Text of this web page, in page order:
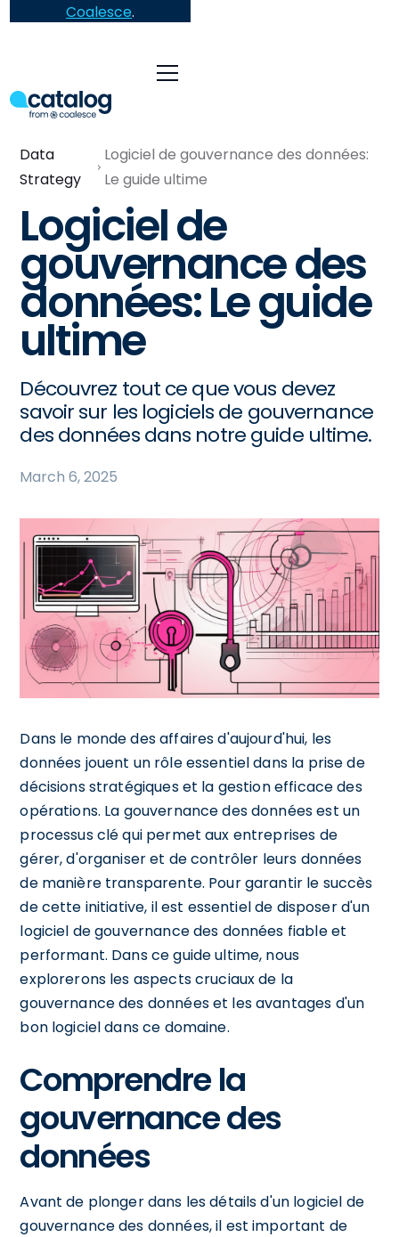
Coalesce.
Data
Strategy
Logiciel de gouvernance des données:
Le guide ultime
Logiciel de
gouvernance des
données: Le guide
ultime
Découvrez tout ce que vous devez
savoir sur les logiciels de gouvernance
des données dans notre guide ultime.
March 6, 2025
Dans le monde des affaires d'aujourd'hui, les
données jouent un rôle essentiel dans la prise de
décisions stratégiques et la gestion efficace des
opérations. La gouvernance des données est un
processus clé qui permet aux entreprises de
gérer, d'organiser et de contrôler leurs données
de manière transparente. Pour garantir le succès
de cette initiative, il est essentiel de disposer d'un
logiciel de gouvernance des données fiable et
performant. Dans ce guide ultime, nous
explorerons les aspects cruciaux de la
gouvernance des données et les avantages d'un
bon logiciel dans ce domaine.
Comprendre la
gouvernance des
données
Avant de plonger dans les détails d'un logiciel de
gouvernance des données, il est important de